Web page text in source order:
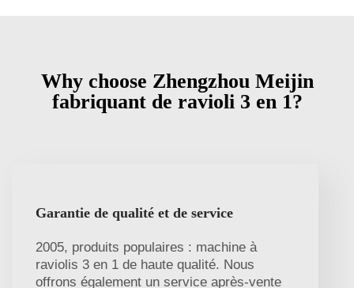
Why choose Zhengzhou Meijin
fabriquant de ravioli 3 en 1?
Garantie de qualité et de service
2005, produits populaires : machine à
raviolis 3 en 1 de haute qualité. Nous
offrons également un service après-vente